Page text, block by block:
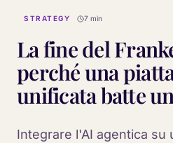
STRATEGY 7 min
La fine del
perché una
unificata batte
Integrare l'AI agentica su